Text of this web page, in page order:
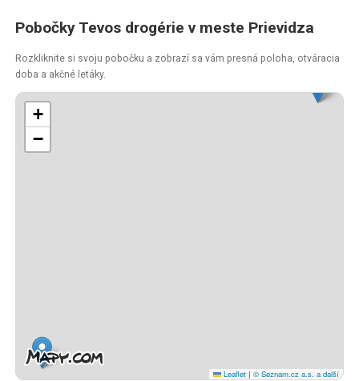
Pobočky Tevos drogérie v meste Prievidza
Rozkliknite si svoju pobočku a zobrazí sa vám presná poloha, otváracia
doba a akčné letáky.
+
−
Leaflet | © Seznam.cz a.s. a další